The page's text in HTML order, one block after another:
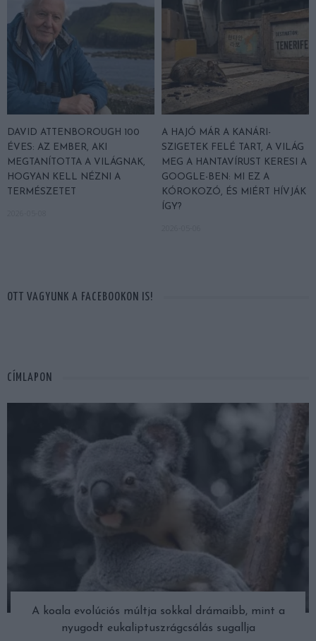
DAVID ATTENBOROUGH 100
ÉVES: AZ EMBER, AKI
MEGTANÍTOTTA A VILÁGNAK,
HOGYAN KELL NÉZNI A
TERMÉSZETET
A HAJÓ MÁR A KANÁRI-
SZIGETEK FELÉ TART, A VILÁG
MEG A HANTAVÍRUST KERESI A
GOOGLE-BEN: MI EZ A
KÓROKOZÓ, ÉS MIÉRT HÍVJÁK
ÍGY?
OTT VAGYUNK A FACEBOOKON IS!
CÍMLAPON
A koala evolúciós múltja sokkal drámaibb, mint a
nyugodt eukaliptuszrágcsálás sugallja